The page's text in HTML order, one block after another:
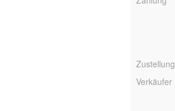
Zustellung
Verkäufer